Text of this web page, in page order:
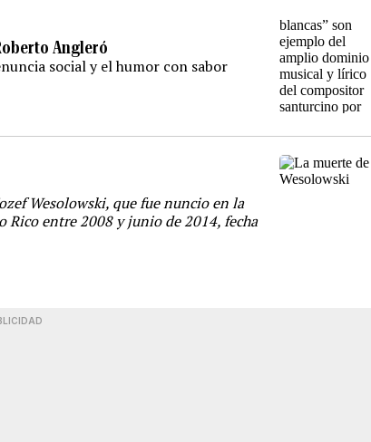
Angleró
social y el humor con sabor
Wesolowski, que fue nuncio en la
Rico entre 2008 y junio de 2014, fecha